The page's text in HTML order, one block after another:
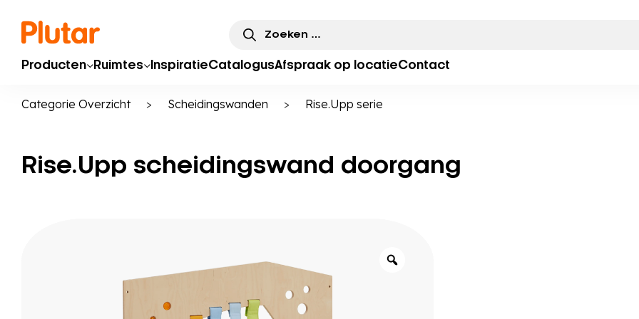
Zoeken
naar:
Producten Ruimtes InspiratieCatalogusAfspraak op locatieContact
Categorie Overzicht > Scheidingswanden > Rise.Upp serie
Rise.Upp scheidingswand doorgang